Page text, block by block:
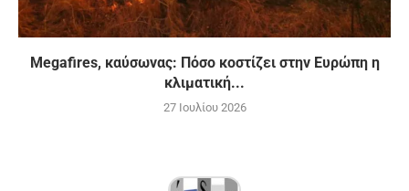
Megafires, καύσωνας: Πόσο κοστίζει στην Ευρώπη η
κλιματική...
27 Ιουλίου 2026